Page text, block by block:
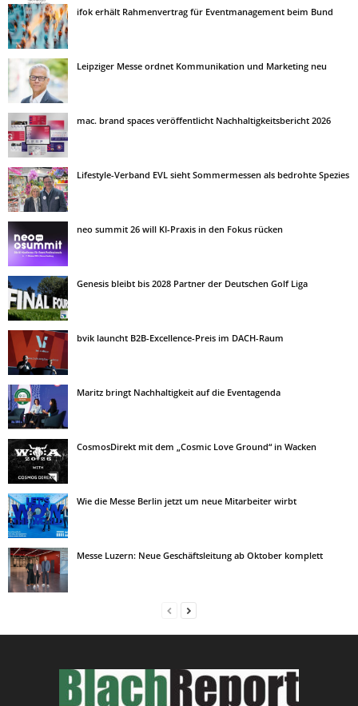
ifok erhält Rahmenvertrag für Eventmanagement beim Bund
Leipziger Messe ordnet Kommunikation und Marketing neu
mac. brand spaces veröffentlicht Nachhaltigkeitsbericht 2026
Lifestyle-Verband EVL sieht Sommermessen als bedrohte Spezies
neo summit 26 will KI-Praxis in den Fokus rücken
Genesis bleibt bis 2028 Partner der Deutschen Golf Liga
bvik launcht B2B-Excellence-Preis im DACH-Raum
Maritz bringt Nachhaltigkeit auf die Eventagenda
CosmosDirekt mit dem „Cosmic Love Ground“ in Wacken
Wie die Messe Berlin jetzt um neue Mitarbeiter wirbt
Messe Luzern: Neue Geschäftsleitung ab Oktober komplett